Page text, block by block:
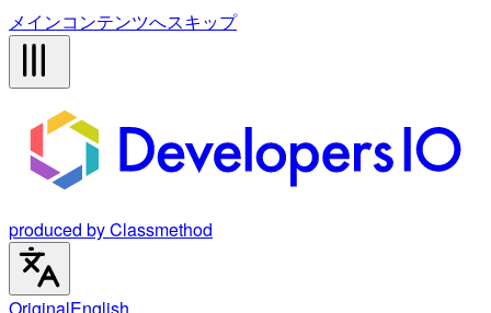
メインコンテンツへスキップ
produced by Classmethod
OriginalEnglish